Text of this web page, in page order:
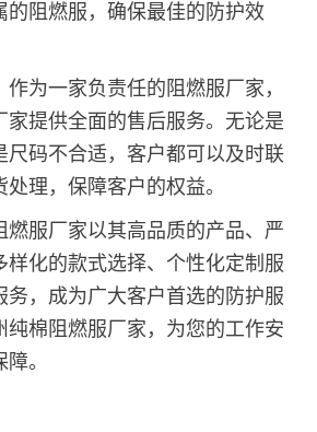
的阻燃服，确保最佳的防护效
为一家负责任的阻燃服厂家，
家提供全面的售后服务。无论是
尺码不合适，客户都可以及时联
理，保障客户的权益。
燃服厂家以其高品质的产品、严
样化的款式选择、个性化定制服
务，成为广大客户首选的防护服
纯棉阻燃服厂家，为您的工作安
。